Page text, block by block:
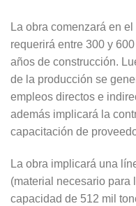
La obra comenzará en
requerirá entre 300 y
años de construcción.
de la producción se
empleos directos e
además implicará la
capacitación de
La obra implicará una
(material necesario para
capacidad de 512 mil